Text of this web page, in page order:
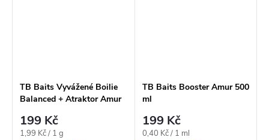
TB Baits Vyvážené Boilie
Balanced + Atraktor Amur
199 Kč
Měrná
1,99 Kč / 1 g
TB Baits Booster Amur 500
ml
199 Kč
Měrná
0,40 Kč / 1 ml